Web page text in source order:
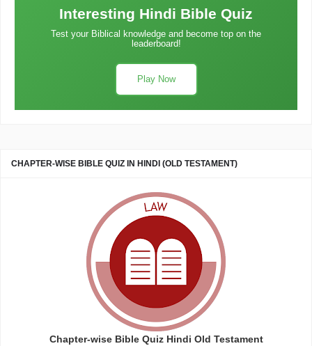
Interesting Hindi Bible Quiz
Test your Biblical knowledge and become top on the
leaderboard!
Play Now
CHAPTER-WISE BIBLE QUIZ IN HINDI (OLD TESTAMENT)
Chapter-wise Bible Quiz Hindi Old Testament